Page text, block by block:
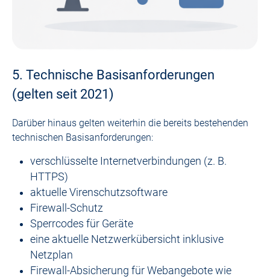
5. Technische Basisanforderungen
(gelten seit 2021)
Darüber hinaus gelten weiterhin die bereits bestehenden
technischen Basisanforderungen:
verschlüsselte Internetverbindungen (z. B.
HTTPS)
aktuelle Virenschutzsoftware
Firewall-Schutz
Sperrcodes für Geräte
eine aktuelle Netzwerkübersicht inklusive
Netzplan
Firewall-Absicherung für Webangebote wie